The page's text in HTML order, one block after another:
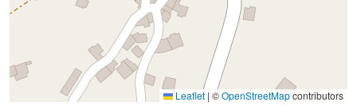
Leaflet | ©OpenStreetMapcontributors